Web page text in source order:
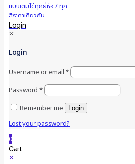
Login
✕
Login
Username or email *
Password *
Remember me
Login
Lost your password?
0
Cart
✕